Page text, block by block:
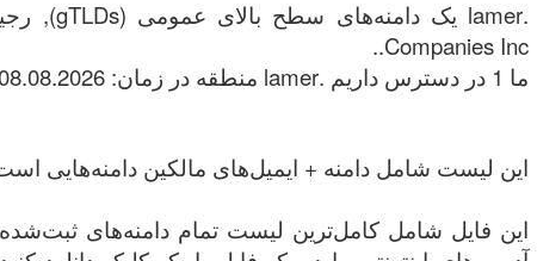
Companies Inc..
ما 1 در دسترس داریم .lamer منطقه در زمان: 08.08.2026.
این لیست شامل دامنه + ایمیل‌های مالکین دامنه‌هایی